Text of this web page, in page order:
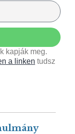
kapják meg.
a linken tudsz